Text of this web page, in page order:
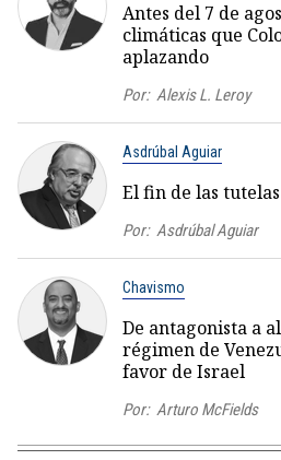
Antes del 7 de
climáticas que
aplazando
Por: Alexis L. Leroy
Asdrúbal Aguiar
El fin de las
Por: Asdrúbal Aguiar
Chavismo
De antagonista a
régimen de
favor de Israel
Por: Arturo McFields